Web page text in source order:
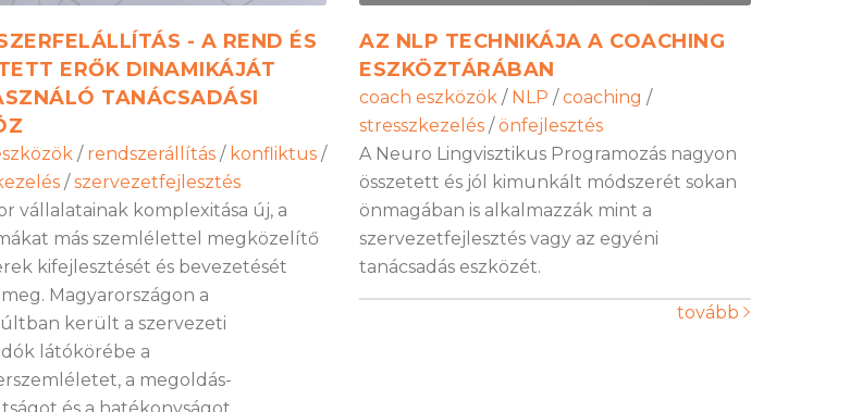
- A REND ÉS
ERŐK DINAMIKÁJÁT
TANÁCSADÁSI
/ rendszerállítás / konfliktus /
/ szervezetfejlesztés
vállalatainak komplexitása új, a
más szemlélettel megközelítő
kifejlesztését és bevezetését
Magyarországon a
került a szervezeti
látókörébe a
a megoldás-
AZ NLP TECHNIKÁJA A COACHING
ESZKÖZTÁRÁBAN
coach eszközök / NLP / coaching /
stresszkezelés / önfejlesztés
A Neuro Lingvisztikus Programozás nagyon
összetett és jól kimunkált módszerét sokan
önmagában is alkalmazzák mint a
szervezetfejlesztés vagy az egyéni
tanácsadás eszközét.
tovább